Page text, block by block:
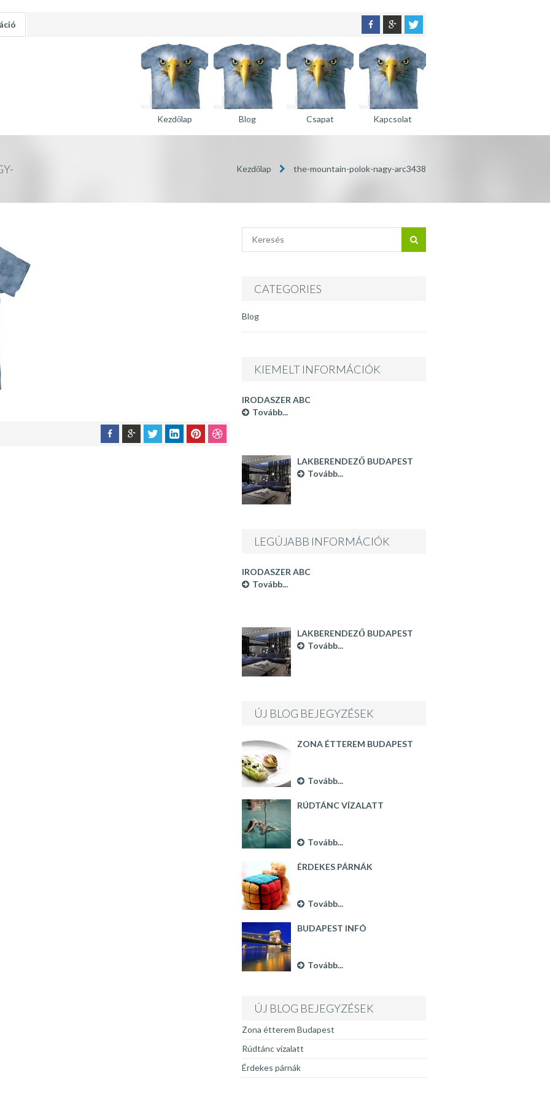
Kezdőlap Blog Csapat Kapcsolat
Kezdőlap the-mountain-polok-nagy-arc3438
CATEGORIES
Blog
KIEMELT INFORMÁCIÓK
IRODASZER ABC
Tovább...
LAKBERENDEZŐ BUDAPEST
Tovább...
LEGÚJABB INFORMÁCIÓK
IRODASZER ABC
Tovább...
LAKBERENDEZŐ BUDAPEST
Tovább...
ÚJ BLOG BEJEGYZÉSEK
ZONA ÉTTEREM BUDAPEST
Tovább...
RÚDTÁNC VÍZALATT
Tovább...
ÉRDEKES PÁRNÁK
Tovább...
BUDAPEST INFÓ
Tovább...
ÚJ BLOG BEJEGYZÉSEK
Zona étterem Budapest
Rúdtánc vízalatt
Érdekes párnák